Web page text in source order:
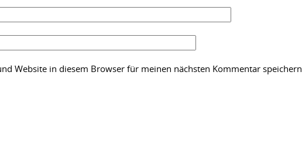
Website in diesem Browser für meinen nächsten Kommentar speichern.